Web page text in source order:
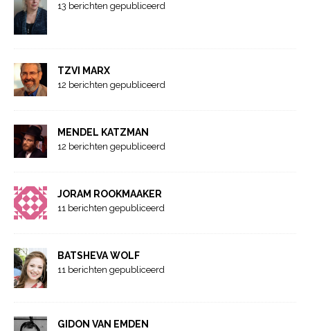
13 berichten gepubliceerd
TZVI MARX
12 berichten gepubliceerd
MENDEL KATZMAN
12 berichten gepubliceerd
JORAM ROOKMAAKER
11 berichten gepubliceerd
BATSHEVA WOLF
11 berichten gepubliceerd
GIDON VAN EMDEN